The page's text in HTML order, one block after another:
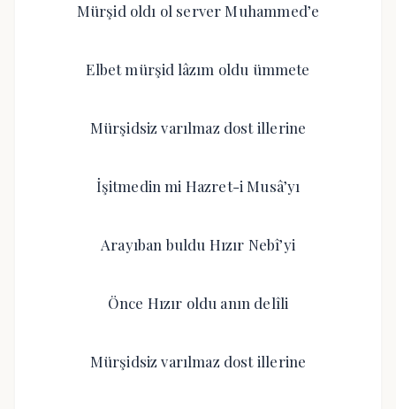
Mürşid oldı ol server Muhammed’e
Elbet mürşid lâzım oldu ümmete
Mürşidsiz varılmaz dost illerine
İşitmedin mi Hazret-i Musâ’yı
Arayıban buldu Hızır Nebî’yi
Önce Hızır oldu anın delîli
Mürşidsiz varılmaz dost illerine